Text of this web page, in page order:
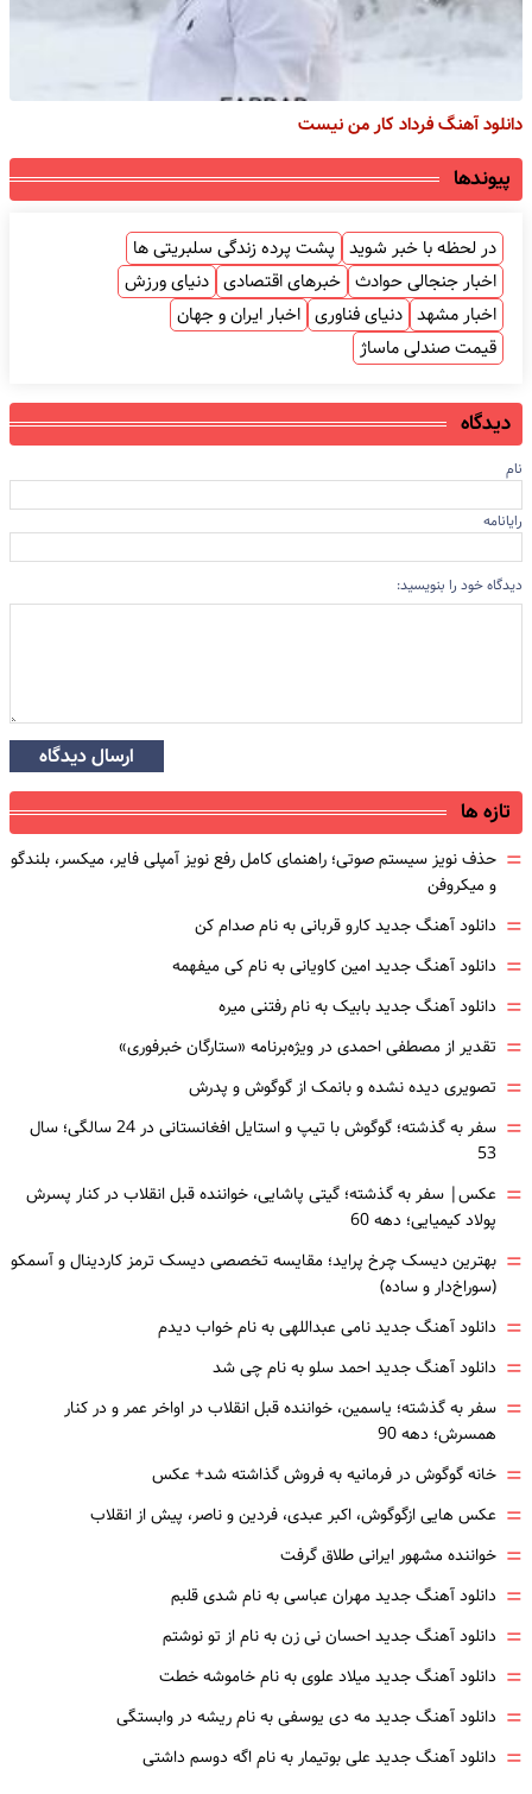
دانلود آهنگ فرداد کار من نیست
پیوندها
در لحظه با خبر شوید پشت پرده زندگی سلبریتی ها
اخبار جنجالی حوادث خبرهای اقتصادی دنیای ورزش
اخبار مشهد دنیای فناوری اخبار ایران و جهان
قیمت صندلی ماساژ
دیدگاه
نام
رایانامه
دیدگاه خود را بنویسید:
ارسال دیدگاه
تازه ها
= حذف نویز سیستم صوتی؛ راهنمای کامل رفع نویز آمپلی فایر، میکسر، بلندگو
و میکروفن
= دانلود آهنگ جدید کارو قربانی به نام صدام کن
= دانلود آهنگ جدید امین کاویانی به نام کی میفهمه
= دانلود آهنگ جدید بابیک به نام رفتنی میره
= تقدیر از مصطفی احمدی در ویژه‌برنامه «ستارگان خبرفوری»
= تصویری دیده نشده و بانمک از گوگوش و پدرش
=
سفر به گذشته؛ گوگوش با تیپ و استایل افغانستانی در 24 سالگی؛ سال
53
= عکس| سفر به گذشته؛ گیتی پاشایی، خواننده قبل انقلاب در کنار پسرش
پولاد کیمیایی؛ دهه 60
= بهترین دیسک چرخ پراید؛ مقایسه تخصصی دیسک ترمز کاردینال و آسمکو
(سوراخ‌دار و ساده)
= دانلود آهنگ جدید نامی عبداللهی به نام خواب دیدم
= دانلود آهنگ جدید احمد سلو به نام چی شد
= سفر به گذشته؛ یاسمین، خواننده قبل انقلاب در اواخر عمر و در کنار
همسرش؛ دهه 90
= خانه گوگوش در فرمانیه به فروش گذاشته شد+ عکس
= عکس هایی ازگوگوش، اکبر عبدی، فردین و ناصر، پیش از انقلاب
= خواننده مشهور ایرانی طلاق گرفت
= دانلود آهنگ جدید مهران عباسی به نام شدی قلبم
= دانلود آهنگ جدید احسان نی زن به نام از تو نوشتم
= دانلود آهنگ جدید میلاد علوی به نام خاموشه خطت
= دانلود آهنگ جدید مه دی یوسفی به نام ریشه در وابستگی
= دانلود آهنگ جدید علی بوتیمار به نام اگه دوسم داشتی